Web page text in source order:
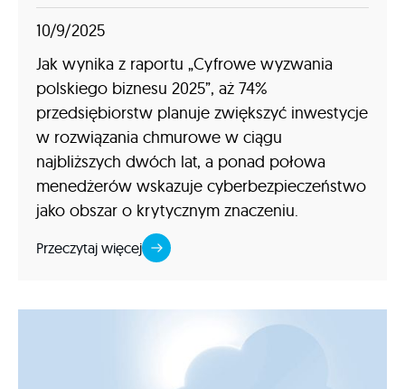
10/9/2025
Jak wynika z raportu „Cyfrowe wyzwania
polskiego biznesu 2025”, aż 74%
przedsiębiorstw planuje zwiększyć inwestycje
w rozwiązania chmurowe w ciągu
najbliższych dwóch lat, a ponad połowa
menedżerów wskazuje cyberbezpieczeństwo
jako obszar o krytycznym znaczeniu.
Przeczytaj więcej